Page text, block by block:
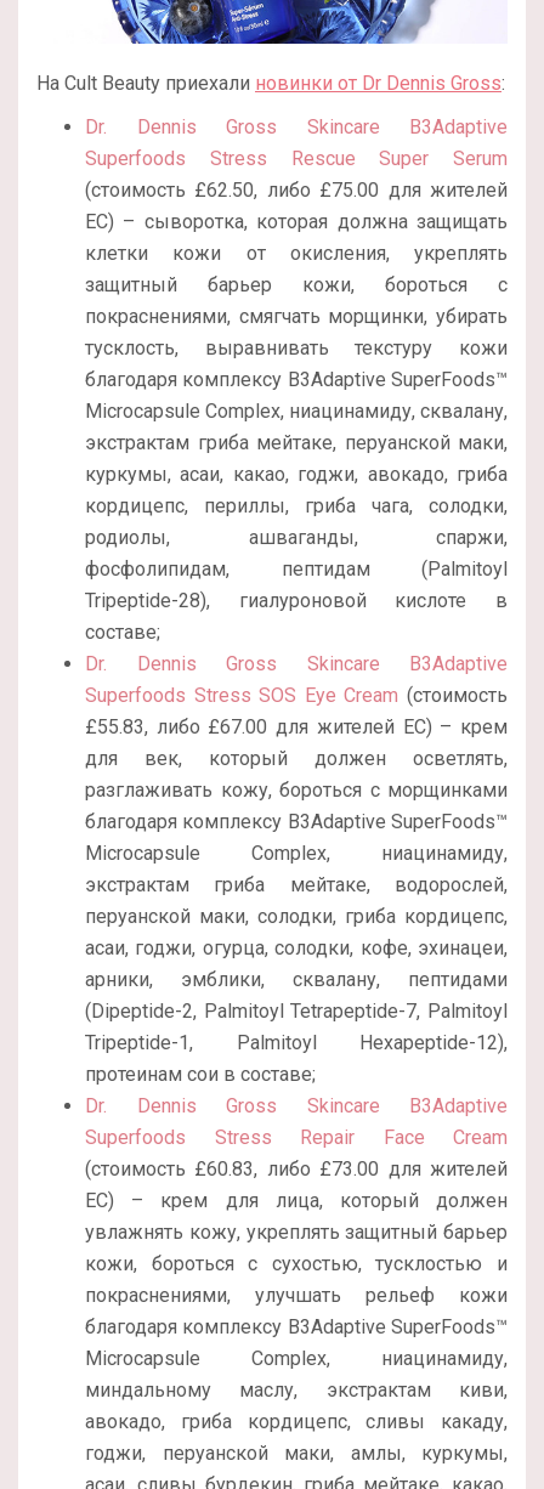
На Cult Beauty приехали новинки от Dr Dennis Gross:
Dr. Dennis Gross Skincare B3Adaptive
Superfoods Stress Rescue Super Serum
(стоимость £62.50, либо £75.00 для жителей
ЕС) – сыворотка, которая должна защищать
клетки кожи от окисления, укреплять
защитный барьер кожи, бороться с
покраснениями, смягчать морщинки, убирать
тусклость, выравнивать текстуру кожи
благодаря комплексу B3Adaptive SuperFoods™
Microcapsule Complex, ниацинамиду, сквалану,
экстрактам гриба мейтаке, перуанской маки,
куркумы, асаи, какао, годжи, авокадо, гриба
кордицепс, периллы, гриба чага, солодки,
родиолы, ашваганды, спаржи,
фосфолипидам, пептидам (Palmitoyl
Tripeptide-28), гиалуроновой кислоте в
составе;
Dr. Dennis Gross Skincare B3Adaptive
Superfoods Stress SOS Eye Cream (стоимость
£55.83, либо £67.00 для жителей ЕС) – крем
для век, который должен осветлять,
разглаживать кожу, бороться с морщинками
благодаря комплексу B3Adaptive SuperFoods™
Microcapsule Complex, ниацинамиду,
экстрактам гриба мейтаке, водорослей,
перуанской маки, солодки, гриба кордицепс,
асаи, годжи, огурца, солодки, кофе, эхинацеи,
арники, эмблики, сквалану, пептидами
(Dipeptide-2, Palmitoyl Tetrapeptide-7, Palmitoyl
Tripeptide-1, Palmitoyl Hexapeptide-12),
протеинам сои в составе;
Dr. Dennis Gross Skincare B3Adaptive
Superfoods Stress Repair Face Cream
(стоимость £60.83, либо £73.00 для жителей
ЕС) – крем для лица, который должен
увлажнять кожу, укреплять защитный барьер
кожи, бороться с сухостью, тусклостью и
покраснениями, улучшать рельеф кожи
благодаря комплексу B3Adaptive SuperFoods™
Microcapsule Complex, ниацинамиду,
миндальному маслу, экстрактам киви,
авокадо, гриба кордицепс, сливы какаду,
годжи, перуанской маки, амлы, куркумы,